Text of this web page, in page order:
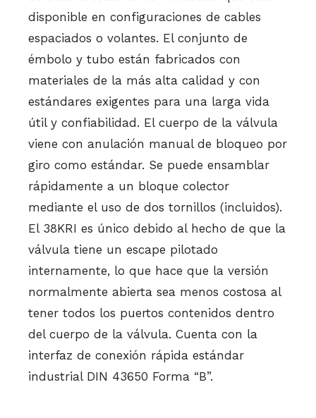
disponible en configuraciones de cables
espaciados o volantes. El conjunto de
émbolo y tubo están fabricados con
materiales de la más alta calidad y con
estándares exigentes para una larga vida
útil y confiabilidad. El cuerpo de la válvula
viene con anulación manual de bloqueo por
giro como estándar. Se puede ensamblar
rápidamente a un bloque colector
mediante el uso de dos tornillos (incluidos).
El 38KRI es único debido al hecho de que la
válvula tiene un escape pilotado
internamente, lo que hace que la versión
normalmente abierta sea menos costosa al
tener todos los puertos contenidos dentro
del cuerpo de la válvula. Cuenta con la
interfaz de conexión rápida estándar
industrial DIN 43650 Forma “B”.